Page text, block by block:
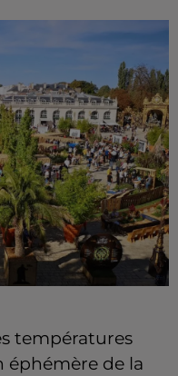
températures
éphémère de la